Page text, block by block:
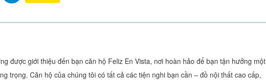
được giới thiệu đến bạn căn hộ Feliz En Vista, nơi hoàn hảo để bạn tận hưởng một
trọng. Căn hộ của chúng tôi có tất cả các tiện nghi bạn cần – đồ nội thất cao cấp,